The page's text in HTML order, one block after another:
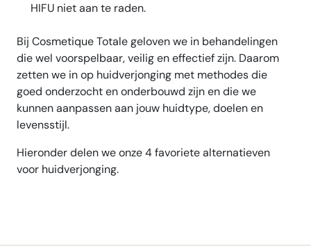
HIFU niet aan te raden.
Bij Cosmetique Totale geloven we in behandelingen
die wel voorspelbaar, veilig en effectief zijn. Daarom
zetten we in op huidverjonging met methodes die
goed onderzocht en onderbouwd zijn en die we
kunnen aanpassen aan jouw huidtype, doelen en
levensstijl.
Hieronder delen we onze 4 favoriete alternatieven
voor huidverjonging.